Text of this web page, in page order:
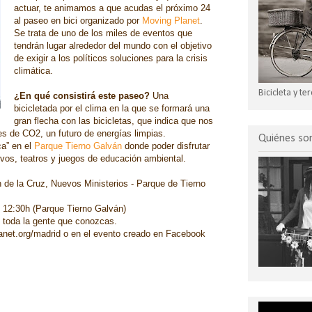
actuar, te animamos a que acudas el próximo 24
al paseo en bici organizado por Moving Planet.
Se trata de uno de los miles de eventos que
tendrán lugar alrededor del mundo con el objetivo
de exigir a los políticos soluciones para la crisis
climática.
¿En qué consistirá este paseo? Una
bicicletada por el clima en la que se formará una
gran flecha con las bicicletas, que indica que nos
de CO2, un futuro de energías limpias.
en el Parque Tierno Galván donde poder disfrutar
teatros y juegos de educación ambiental.
la Cruz, Nuevos Ministerios - Parque de Tierno
(Parque Tierno Galván)
la gente que conozcas.
madrid o en el evento creado en Facebook
Bicicleta y
Quiénes